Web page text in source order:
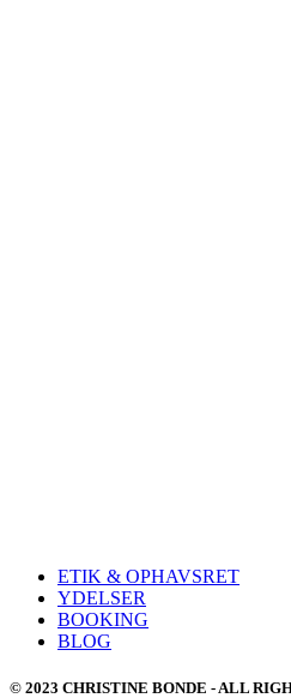
ETIK & OPHAVSRET
YDELSER
BOOKING
BLOG
© 2023 CHRISTINE BONDE - ALL